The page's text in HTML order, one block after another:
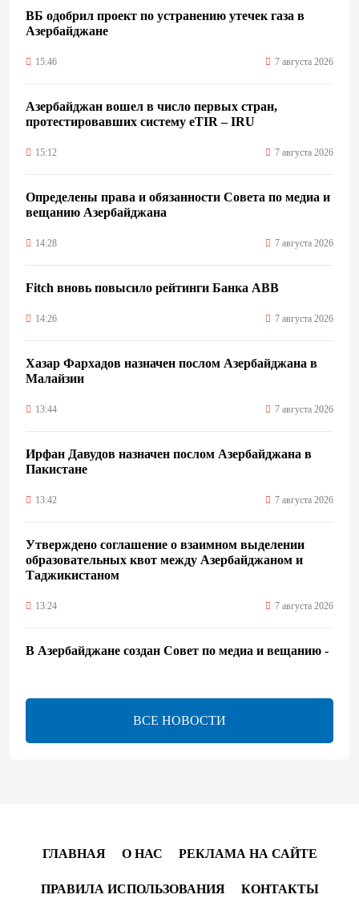
ВБ одобрил проект по устранению утечек газа в
Азербайджане
15:46 7 августа 2026
Азербайджан вошел в число первых стран,
протестировавших систему eTIR – IRU
15:12 7 августа 2026
Определены права и обязанности Совета по медиа и
вещанию Азербайджана
14:28 7 августа 2026
Fitch вновь повысило рейтинги Банка ABB
14:26 7 августа 2026
Хазар Фархадов назначен послом Азербайджана в
Малайзии
13:44 7 августа 2026
Ирфан Давудов назначен послом Азербайджана в
Пакистане
13:42 7 августа 2026
Утверждено соглашение о взаимном выделении
образовательных квот между Азербайджаном и
Таджикистаном
13:24 7 августа 2026
В Азербайджане создан Совет по медиа и вещанию -
13:16 7 августа 2026
ЕАЭС расширяет финансовый рынок и вводит
программу "зеленой трансформации"
ВСЕ НОВОСТИ
ГЛАВНАЯ О НАС РЕКЛАМА НА САЙТЕ
ПРАВИЛА ИСПОЛЬЗОВАНИЯ КОНТАКТЫ